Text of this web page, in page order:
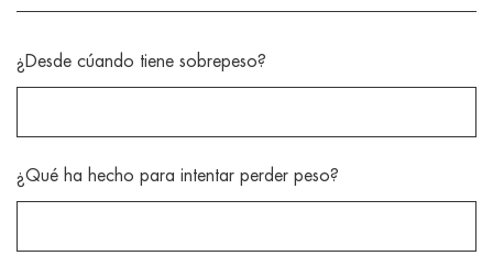
¿Desde cúando tiene sobrepeso?
¿Qué ha hecho para intentar perder peso?